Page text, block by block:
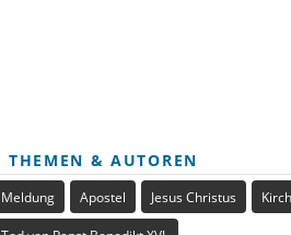
THEMEN & AUTOREN
Meldung Apostel Jesus Christus